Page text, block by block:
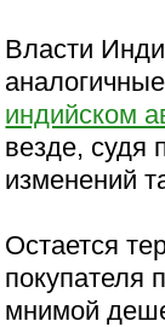
Власти
индийском
везде, судя
изменений
Остается
покупателя
мнимой